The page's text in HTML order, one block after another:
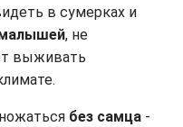
в сумерках и
, не
выживать
без самца -